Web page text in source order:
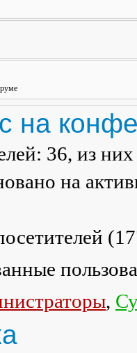
на
36, из
на
(
,